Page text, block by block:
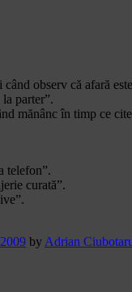
observ că afară
parter”.
mănânc în timp ce
telefon”.
curată”.
by Adrian